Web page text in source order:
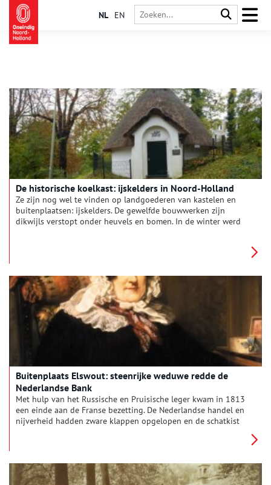
NL EN
De historische koelkast: ijskelders in Noord-Holland
Ze zijn nog wel te vinden op landgoederen van kastelen en
buitenplaatsen: ijskelders. De gewelfde bouwwerken zijn
dikwijls verstopt onder heuvels en bomen. In de winter werd
Buitenplaats Elswout: steenrijke weduwe redde de
Nederlandse Bank
Met hulp van het Russische en Pruisische leger kwam in 1813
een einde aan de Franse bezetting. De Nederlandse handel en
nijverheid hadden zware klappen opgelopen en de schatkist